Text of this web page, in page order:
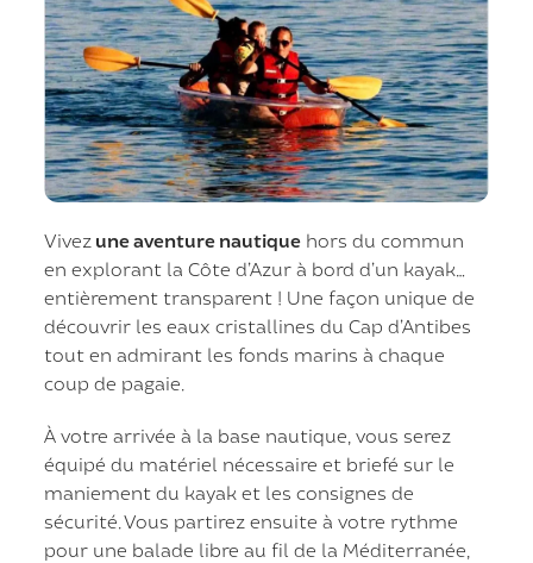
Vivez une aventure nautique hors du commun
en explorant la Côte d’Azur à bord d’un kayak…
entièrement transparent ! Une façon unique de
découvrir les eaux cristallines du Cap d’Antibes
tout en admirant les fonds marins à chaque
coup de pagaie.
À votre arrivée à la base nautique, vous serez
équipé du matériel nécessaire et briefé sur le
maniement du kayak et les consignes de
sécurité. Vous partirez ensuite à votre rythme
pour une balade libre au fil de la Méditerranée,